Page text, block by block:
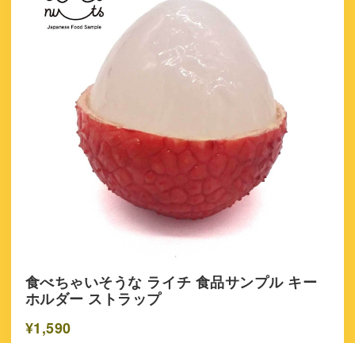
食べちゃいそうな ライチ 食品サンプル キー
ホルダー ストラップ
¥1,590